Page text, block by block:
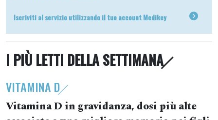
Iscriviti al servizio utilizzando il tuo account Medikey
I PIÙ LETTI DELLA SETTIMANA
VITAMINA D
Vitamina D in gravidanza, dosi più alte